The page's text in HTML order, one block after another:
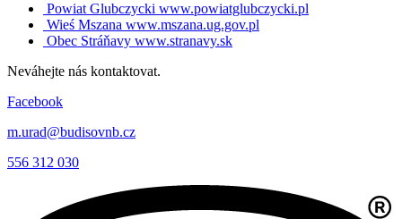
Powiat Glubczycki www.powiatglubczycki.pl
Wieś Mszana www.mszana.ug.gov.pl
Obec Stráňavy www.stranavy.sk
Neváhejte nás kontaktovat.
Facebook
m.urad@budisovnb.cz
556 312 030